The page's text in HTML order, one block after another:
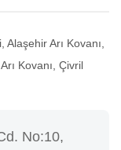
Arı Kovanı,
Kovanı, Çivril
No:10,